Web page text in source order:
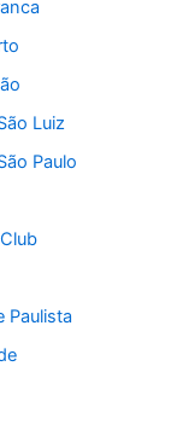
Luiz
Paulo
Paulista